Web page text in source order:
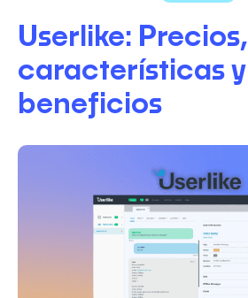
Userlike: Precios,
características y
beneficios